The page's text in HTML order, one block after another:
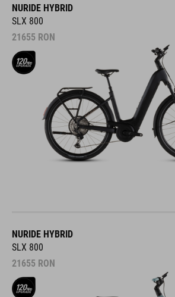
NURIDE HYBRID
SLX 800
21655 RON
NURIDE HYBRID
SLX 800
21655 RON